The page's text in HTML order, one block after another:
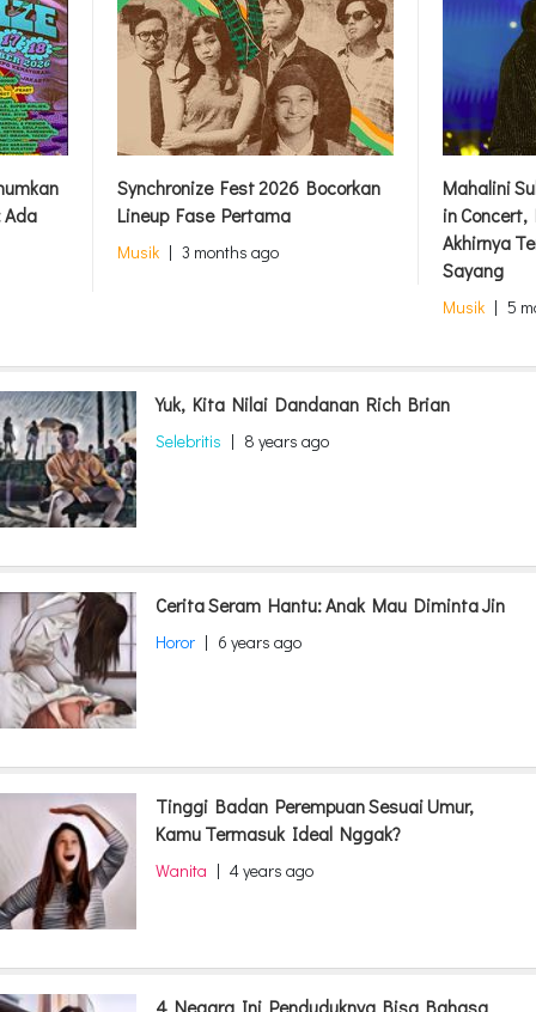
Ada
Synchronize Fest 2026 Bocorkan
Lineup Fase Pertama
Musik | 3 months ago
Mahalini
in
Akhirnya
Sayang
Musik | 5
Yuk, Kita Nilai Dandanan Rich Brian
Selebritis | 8 years ago
Cerita Seram Hantu: Anak Mau Diminta Jin
Horor | 6 years ago
Tinggi Badan Perempuan Sesuai Umur,
Kamu Termasuk Ideal Nggak?
Wanita | 4 years ago